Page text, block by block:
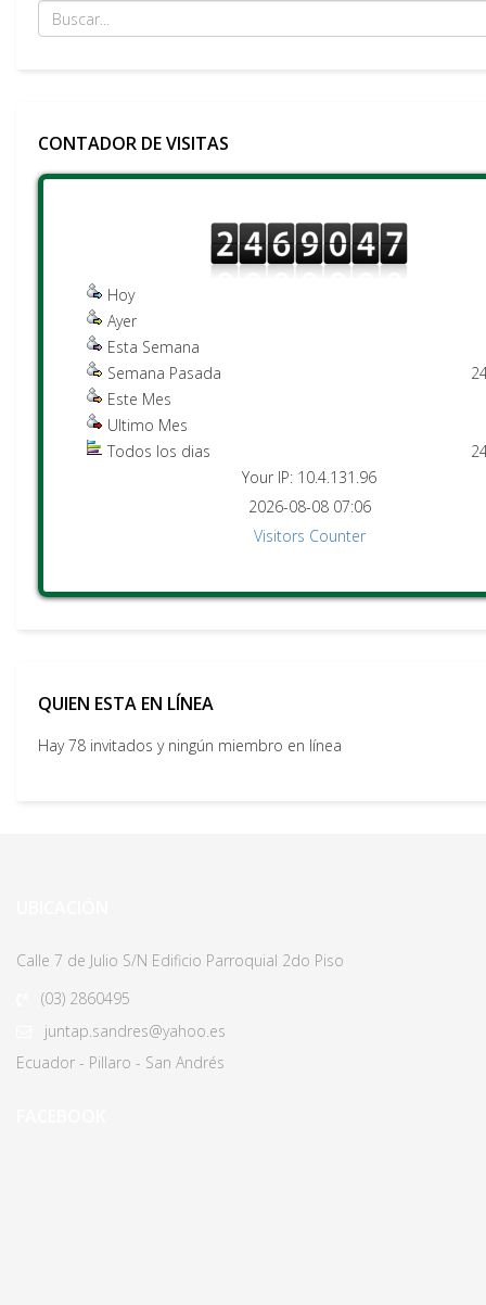
CONTADOR DE VISITAS
Hoy
Ayer
Esta Semana
Semana Pasada
Este Mes
Ultimo Mes
Todos los dias
Your IP: 10.4.131.96
2026-08-08 07:06
Visitors Counter
QUIEN ESTA EN LÍNEA
Hay 78 invitados y ningún miembro en línea
Calle 7 de Julio S/N Edificio Parroquial 2do Piso
(03) 2860495
juntap.sandres@yahoo.es
Ecuador - Pillaro - San Andrés